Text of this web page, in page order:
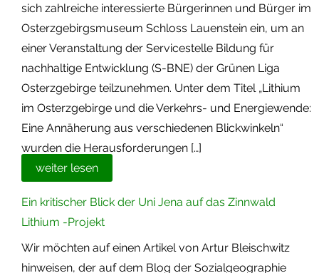
sich zahlreiche interessierte Bürgerinnen und Bürger im
Osterzgebirgsmuseum Schloss Lauenstein ein, um an
einer Veranstaltung der Servicestelle Bildung für
nachhaltige Entwicklung (S-BNE) der Grünen Liga
Osterzgebirge teilzunehmen. Unter dem Titel „Lithium
im Osterzgebirge und die Verkehrs- und Energiewende:
Eine Annäherung aus verschiedenen Blickwinkeln“
wurden die Herausforderungen […]
weiter lesen
Ein kritischer Blick der Uni Jena auf das Zinnwald
Lithium -Projekt
Wir möchten auf einen Artikel von Artur Bleischwitz
hinweisen, der auf dem Blog der Sozialgeographie